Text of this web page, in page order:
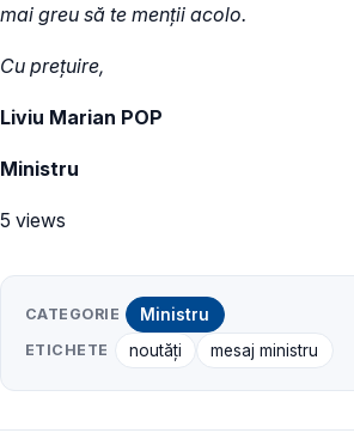
mai greu să te menții acolo.
Cu prețuire,
Liviu Marian POP
Ministru
5 views
CATEGORIE Ministru
ETICHETE noutăți mesaj ministru